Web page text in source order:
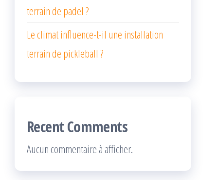
terrain de padel ?
Le climat influence-t-il une installation
terrain de pickleball ?
Recent Comments
Aucun commentaire à afficher.